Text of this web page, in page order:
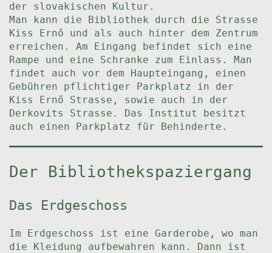
der slovakischen Kultur.
Man kann die Bibliothek durch die Strasse
Kiss Ernő und als auch hinter dem Zentrum
erreichen. Am Eingang befindet sich eine
Rampe und eine Schranke zum Einlass. Man
findet auch vor dem Haupteingang, einen
Gebühren pflichtiger Parkplatz in der
Kiss Ernő Strasse, sowie auch in der
Derkovits Strasse. Das Institut besitzt
auch einen Parkplatz für Behinderte.
Der Bibliothekspaziergang
Das Erdgeschoss
Im Erdgeschoss ist eine Garderobe, wo man
die Kleidung aufbewahren kann. Dann ist